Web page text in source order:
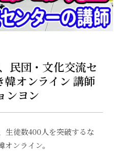
民団・文化交流セ
韓オンライン 講師
ンヨン
生徒数400人を突破するな
ンライン。